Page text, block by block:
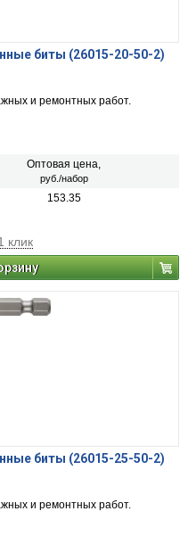
биты (26015-20-50-2)
и ремонтных работ.
Оптовая цена,
руб./набор
153.35
клик
биты (26015-25-50-2)
и ремонтных работ.